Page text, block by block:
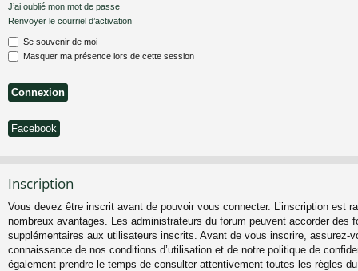
J’ai oublié mon mot de passe
Renvoyer le courriel d’activation
Se souvenir de moi
Masquer ma présence lors de cette session
Facebook
Inscription
Vous devez être inscrit avant de pouvoir vous connecter. L’inscription est
nombreux avantages. Les administrateurs du forum peuvent accorder des
supplémentaires aux utilisateurs inscrits. Avant de vous inscrire, assurez-
connaissance de nos conditions d’utilisation et de notre politique de
également prendre le temps de consulter attentivement toutes les règles